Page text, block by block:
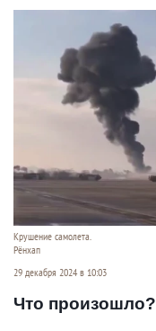
Крушение самолета.
Рёнхап
29 декабря 2024 в 10:03
Что произошло?